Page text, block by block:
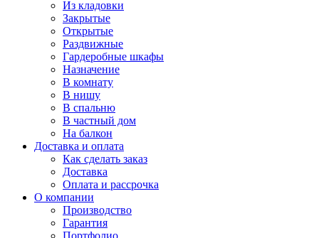
Из кладовки
Закрытые
Открытые
Раздвижные
Гардеробные шкафы
Назначение
В комнату
В нишу
В спальню
В частный дом
На балкон
Доставка и оплата
Как сделать заказ
Доставка
Оплата и рассрочка
О компании
Производство
Гарантия
Портфолио